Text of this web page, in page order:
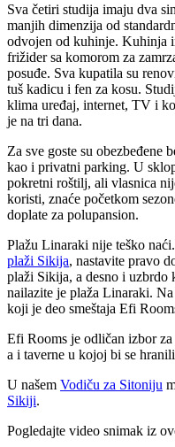
Sva četiri studija imaju dva
manjih dimenzija od
odvojen od kuhinje. Kuhinja
frižider sa komorom za
posuđe. Sva kupatila su
tuš kadicu i fen za kosu.
klima uređaj, internet, TV i
je na tri dana.
Za sve goste su obezbeđene
kao i privatni parking. U
pokretni roštilj, ali vlasnica
koristi, znaće početkom
doplate za polupansion.
Plažu Linaraki nije teško
plaži Sikija, nastavite pravo
plaži Sikija, a desno i uzbrdo
nailazite je plaža Linaraki.
koji je deo smeštaja Efi
Efi Rooms je odličan izbor
a i taverne u kojoj bi se
U našem Vodiču za Sitoniju
Sikiji.
Pogledajte video snimak iz